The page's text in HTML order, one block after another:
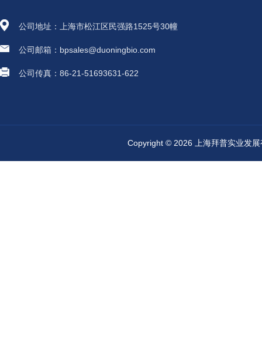
公司地址：上海市松江区民强路1525号30幢
公司邮箱：bpsales@duoningbio.com
公司传真：86-21-51693631-622
Copyright © 2026 上海拜普实业发